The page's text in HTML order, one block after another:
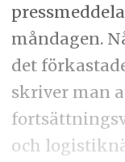
måndagen.
det
skriver man
och